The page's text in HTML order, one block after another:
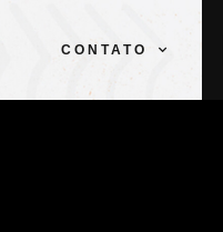
CONTATO